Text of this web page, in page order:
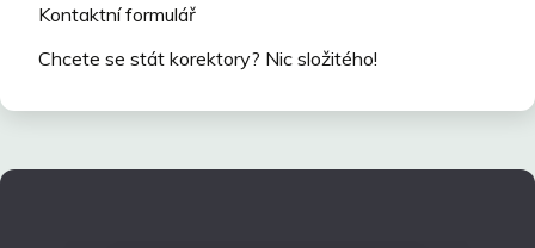
Kontaktní formulář
Chcete se stát korektory? Nic složitého!